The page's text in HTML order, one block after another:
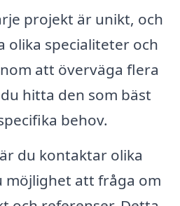
projekt är unikt, och
olika specialiteter och
att överväga flera
hitta den som bäst
behov.
du kontaktar olika
möjlighet att fråga om